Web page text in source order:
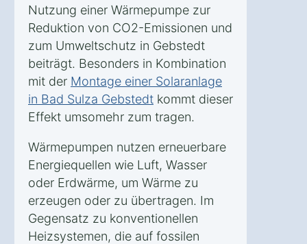
Nutzung einer Wärmepumpe zur
Reduktion von CO2-Emissionen und
zum Umweltschutz in Gebstedt
beiträgt. Besonders in Kombination
mit der Montage einer Solaranlage
in Bad Sulza Gebstedt kommt dieser
Effekt umsomehr zum tragen.
Wärmepumpen nutzen erneuerbare
Energiequellen wie Luft, Wasser
oder Erdwärme, um Wärme zu
erzeugen oder zu übertragen. Im
Gegensatz zu konventionellen
Heizsystemen, die auf fossilen